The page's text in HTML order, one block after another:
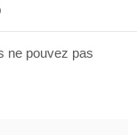
ne pouvez pas